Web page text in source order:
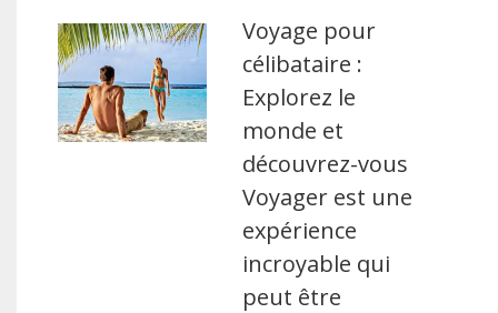
Voyage pour
célibataire :
Explorez le
monde et
découvrez-vous
Voyager est une
expérience
incroyable qui
peut être